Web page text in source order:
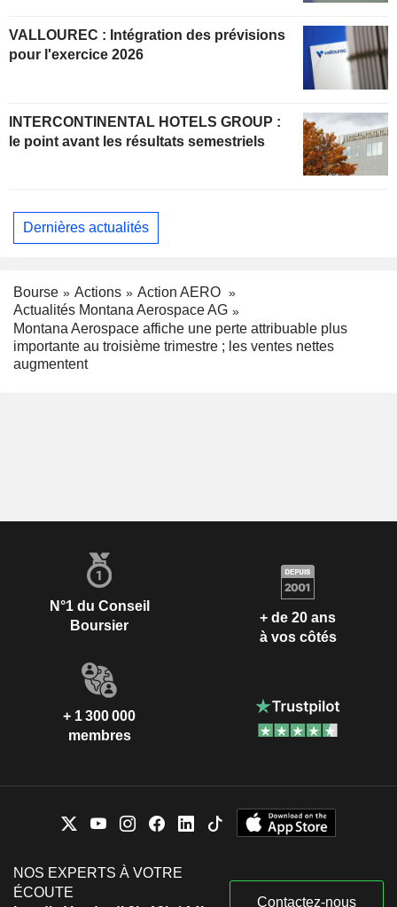
VALLOUREC : Intégration des prévisions
pour l'exercice 2026
INTERCONTINENTAL HOTELS GROUP :
le point avant les résultats semestriels
Dernières actualités
Bourse Actions
Action AERO
Actualités Montana Aerospace AG
Montana Aerospace affiche une perte attribuable plus
importante au troisième trimestre ; les ventes nettes
augmentent
N°1 du Conseil
Boursier
+ de 20 ans
à vos côtés
+ 1 300 000
membres
NOS EXPERTS À VOTRE
ÉCOUTE
Contactez-nous